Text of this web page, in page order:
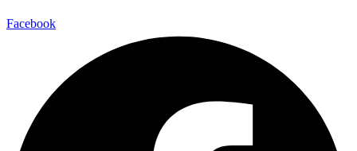
Facebook